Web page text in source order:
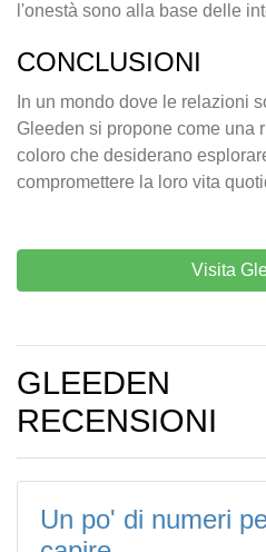
l'onestà sono alla base delle
CONCLUSIONI
In un mondo dove le relazioni
Gleeden si propone come una
coloro che desiderano
compromettere la loro vita
Visita
GLEEDEN
RECENSIONI
Un po' di numeri